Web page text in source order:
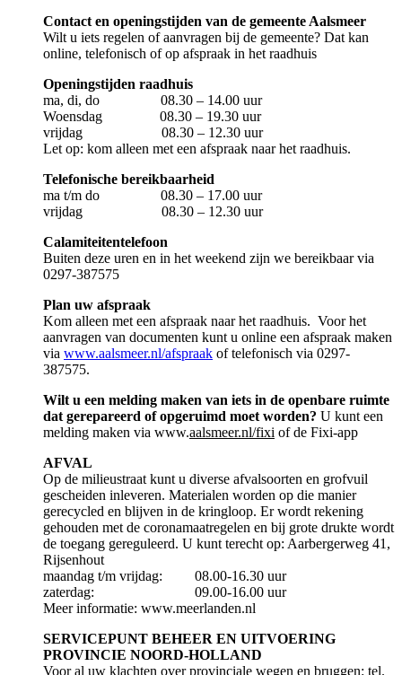
Contact en openingstijden van de gemeente Aalsmeer
Wilt u iets regelen of aanvragen bij de gemeente? Dat kan
online, telefonisch of op afspraak in het raadhuis
Openingstijden raadhuis
ma, di, do 08.30 – 14.00 uur
Woensdag 08.30 – 19.30 uur
vrijdag 08.30 – 12.30 uur
Let op: kom alleen met een afspraak naar het raadhuis.
Telefonische bereikbaarheid
ma t/m do 08.30 – 17.00 uur
vrijdag 08.30 – 12.30 uur
Calamiteitentelefoon
Buiten deze uren en in het weekend zijn we bereikbaar via
0297-387575
Plan uw afspraak
Kom alleen met een afspraak naar het raadhuis. Voor het
aanvragen van documenten kunt u online een afspraak maken
via www.aalsmeer.nl/afspraak of telefonisch via 0297-
387575.
Wilt u een melding maken van iets in de openbare ruimte
dat gerepareerd of opgeruimd moet worden? U kunt een
melding maken via www.aalsmeer.nl/fixi of de Fixi-app
AFVAL
Op de milieustraat kunt u diverse afvalsoorten en grofvuil
gescheiden inleveren. Materialen worden op die manier
gerecycled en blijven in de kringloop. Er wordt rekening
gehouden met de coronamaatregelen en bij grote drukte wordt
de toegang gereguleerd. U kunt terecht op: Aarbergerweg 41,
Rijsenhout
maandag t/m vrijdag: 08.00-16.30 uur
zaterdag: 09.00-16.00 uur
Meer informatie: www.meerlanden.nl
SERVICEPUNT BEHEER EN UITVOERING
PROVINCIE NOORD-HOLLAND
Voor al uw klachten over provinciale wegen en bruggen: tel.